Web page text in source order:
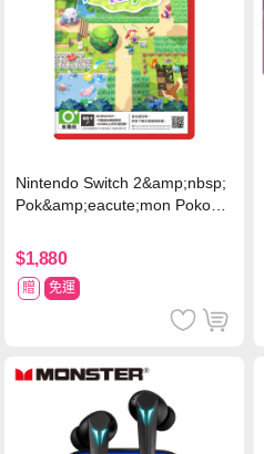
Nintendo Switch 2&amp;nbsp;
Pok&amp;eacute;mon Pokopia
$1,880
贈 免運